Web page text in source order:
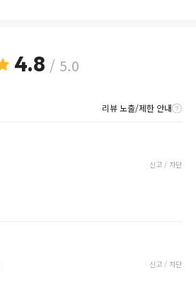
4.8 / 5.0
리뷰 노출/제한 안내
신고 / 차단
신고 / 차단